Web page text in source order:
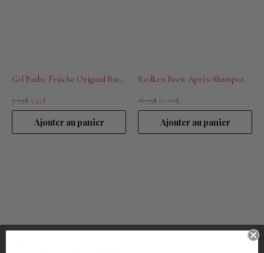
Gel Barbe Fraîche Original Barber’s 8 ml
7.95$ 5.55$
Ajouter au panier
Redken Brew Après-Shampoing Quotidien 300ml
16.25$ 10.00$
Ajouter au panier